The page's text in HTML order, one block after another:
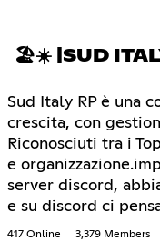
🏖☀ |SUD
Sud Italy RP è una
crescita, con
Riconosciuti tra i
e
server discord,
e su discord ci
417 Online 3,379 Members